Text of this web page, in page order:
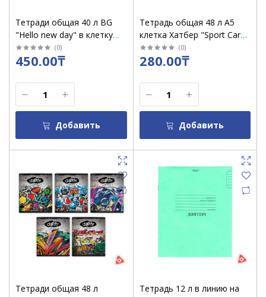
Тетради общая 40 л BG
"Hello new day" в клетку
/11056
(0)
450.00₸
Добавить
Тетрадь общая 48 л А5
клетка Хатбер "Sport Carsl"
/24952
(0)
280.00₸
Добавить
Тетради общая 48 л
Тетрадь 12 л в линию на